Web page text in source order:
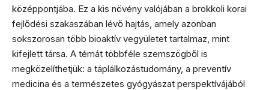
középpontjába. Ez a kis növény valójában a brokkoli korai
fejlődési szakaszában lévő hajtás, amely azonban
sokszorosan több bioaktív vegyületet tartalmaz, mint
kifejlett társa. A témát többféle szemszögből is
megközelíthetjük: a táplálkozástudomány, a preventív
medicina és a természetes gyógyászat perspektívájából